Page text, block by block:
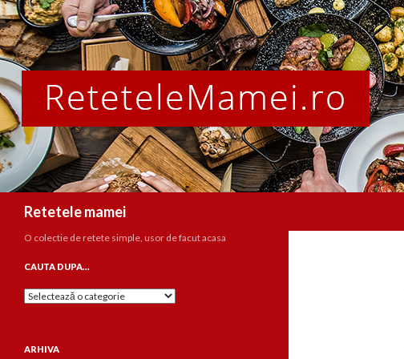
Retetele mamei
O colectie de retete simple, usor de facut acasa
CAUTA DUPA…
Cauta
ARHIVA